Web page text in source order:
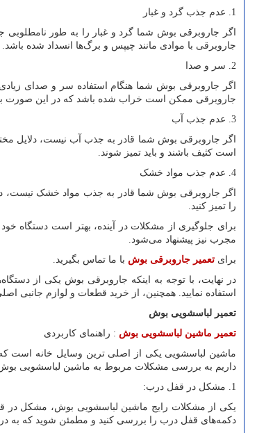
1. عدم جذب گرد و غبار
اگر جاروبرقی بوش شما گرد و غبار را به طور نامطلوبی
جاروبرقی با موادی مانند چیپس و برگ‌ها انسداد شده
2. سر و صدا
اگر جاروبرقی بوش شما هنگام استفاده سر و صدای
جاروبرقی ممکن است خراب شده باشد که در این صورت
3. عدم جذب آب
اگر جاروبرقی بوش شما قادر به جذب آب نیست، دلایل
است کثیف باشند و باید تمیز شوند.
4. عدم جذب مواد خشک
اگر جاروبرقی بوش شما قادر به جذب مواد خشک نیست،
را تمیز کنید.
برای جلوگیری از مشکلات در آینده، بهتر است دستگاه
مجرب نیز پیشنهاد می‌شود.
برای تعمیر جاروبرقی بوش با ما تماس بگیرید.
در نهایت، با توجه به اینکه جاروبرقی بوش یکی از
استفاده نمایید. همچنین، از خرید قطعات و لوازم
تعمیر لباسشویی بوش
تعمیر ماشین لباسشویی بوش : راهنمای کاربردی
ماشین لباسشویی یکی از اصلی ترین وسایل خانه است
داریم به بررسی مشکلات مربوط به ماشین لباسشویی بوش
1. مشکل در قفل درب:
یکی از مشکلات رایج ماشین لباسشویی بوش، مشکل
دکمه‌های قفل درب را بررسی کنید و مطمئن شوید که به